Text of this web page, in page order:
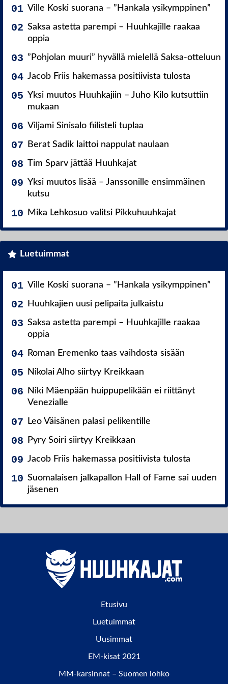
Ville Koski suorana – ”Hankala ysikymppinen”
Saksa astetta parempi – Huuhkajille raakaa
oppia
”Pohjolan muuri” hyvällä mielellä Saksa-otteluun
Jacob Friis hakemassa positiivista tulosta
Yksi muutos Huuhkajiin – Juho Kilo kutsuttiin
mukaan
Viljami Sinisalo fiilisteli tuplaa
Berat Sadik laittoi nappulat naulaan
Tim Sparv jättää Huuhkajat
Yksi muutos lisää – Janssonille ensimmäinen
kutsu
Mika Lehkosuo valitsi Pikkuhuuhkajat
Luetuimmat
Ville Koski suorana – ”Hankala ysikymppinen”
Huuhkajien uusi pelipaita julkaistu
Saksa astetta parempi – Huuhkajille raakaa
oppia
Roman Eremenko taas vaihdosta sisään
Nikolai Alho siirtyy Kreikkaan
Niki Mäenpään huippupelikään ei riittänyt
Venezialle
Leo Väisänen palasi pelikentille
Pyry Soiri siirtyy Kreikkaan
Jacob Friis hakemassa positiivista tulosta
Suomalaisen jalkapallon Hall of Fame sai uuden
jäsenen
Etusivu
Luetuimmat
Uusimmat
EM-kisat 2021
MM-karsinnat – Suomen lohko